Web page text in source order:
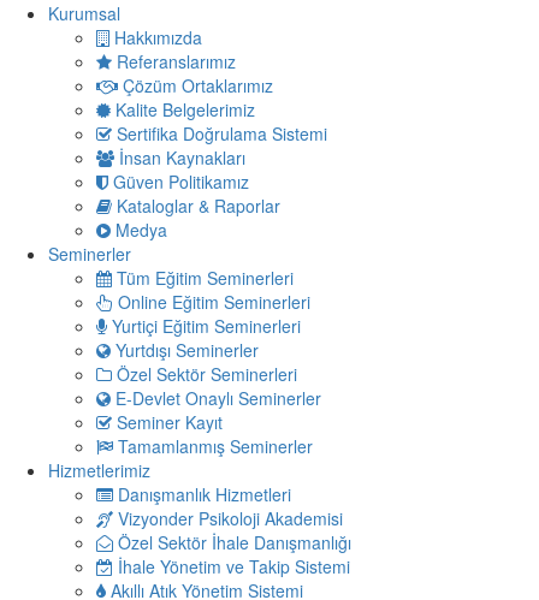
Kurumsal
Hakkımızda
Referanslarımız
Çözüm Ortaklarımız
Kalite Belgelerimiz
Sertifika Doğrulama Sistemi
İnsan Kaynakları
Güven Politikamız
Kataloglar & Raporlar
Medya
Seminerler
Tüm Eğitim Seminerleri
Online Eğitim Seminerleri
Yurtiçi Eğitim Seminerleri
Yurtdışı Seminerler
Özel Sektör Seminerleri
E-Devlet Onaylı Seminerler
Seminer Kayıt
Tamamlanmış Seminerler
Hizmetlerimiz
Danışmanlık Hizmetleri
Vizyonder Psikoloji Akademisi
Özel Sektör İhale Danışmanlığı
İhale Yönetim ve Takip Sistemi
Akıllı Atık Yönetim Sistemi